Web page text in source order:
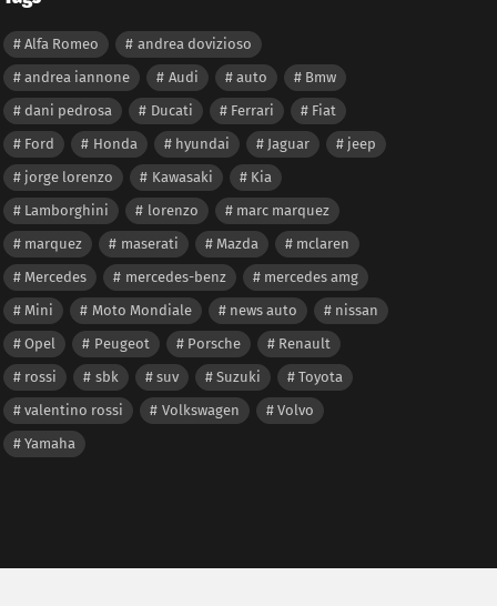
Alfa Romeo
andrea dovizioso
andrea iannone
Audi auto
Bmw
dani pedrosa
Ducati Ferrari
Fiat
Ford
Honda hyundai Jaguar
jeep
jorge lorenzo
Kawasaki
Kia
Lamborghini
lorenzo
marc marquez
marquez
maserati Mazda
mclaren
Mercedes
mercedes-benz
mercedes amg
Mini
Moto Mondiale news auto
nissan
Opel
Peugeot Porsche
Renault
rossi
sbk suv Suzuki
Toyota
valentino rossi
Volkswagen
Volvo
Yamaha